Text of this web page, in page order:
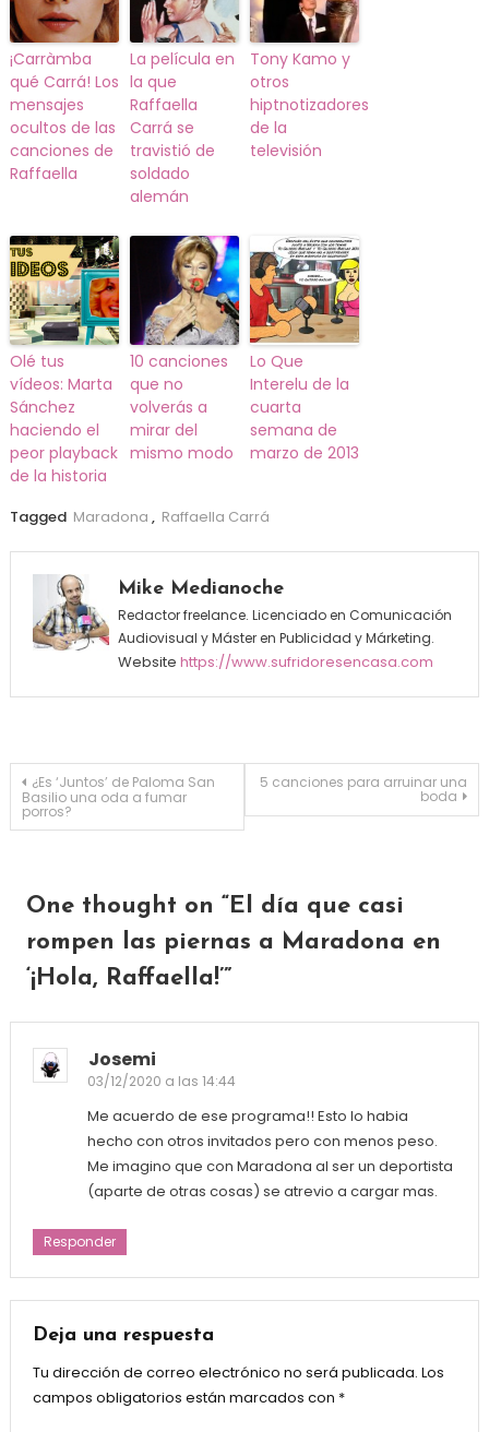
¡Carràmba
qué Carrá! Los
mensajes
ocultos de las
canciones de
Raffaella
La película en
la que
Raffaella
Carrá se
travistió de
soldado
alemán
Tony Kamo y
otros
hiptnotizadores
de la
televisión
Olé tus
vídeos: Marta
Sánchez
haciendo el
peor playback
de la historia
10 canciones
que no
volverás a
mirar del
mismo modo
Lo Que
Interelu de la
cuarta
semana de
marzo de 2013
Tagged Maradona , Raffaella Carrá
Mike Medianoche
Redactor freelance. Licenciado en Comunicación
Audiovisual y Máster en Publicidad y Márketing.
Website https://www.sufridoresencasa.com
Navegación de entradas
¿Es ‘Juntos’ de Paloma San
Basilio una oda a fumar
porros?
5 canciones para arruinar una
boda
One thought on “El día que casi
rompen las piernas a Maradona en
‘¡Hola, Raffaella!’”
Josemi
03/12/2020 a las 14:44
Me acuerdo de ese programa!! Esto lo habia
hecho con otros invitados pero con menos peso.
Me imagino que con Maradona al ser un deportista
(aparte de otras cosas) se atrevio a cargar mas.
Responder
Deja una respuesta
Tu dirección de correo electrónico no será publicada. Los
campos obligatorios están marcados con *